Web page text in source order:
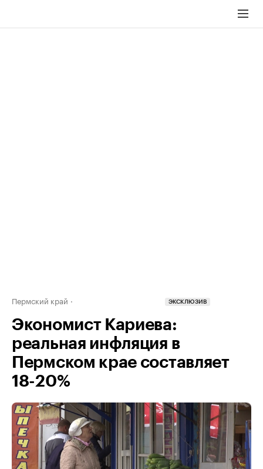
Пермский край ЭКСКЛЮЗИВ
Экономист Кариева:
реальная инфляция в
Пермском крае составляет
18-20%